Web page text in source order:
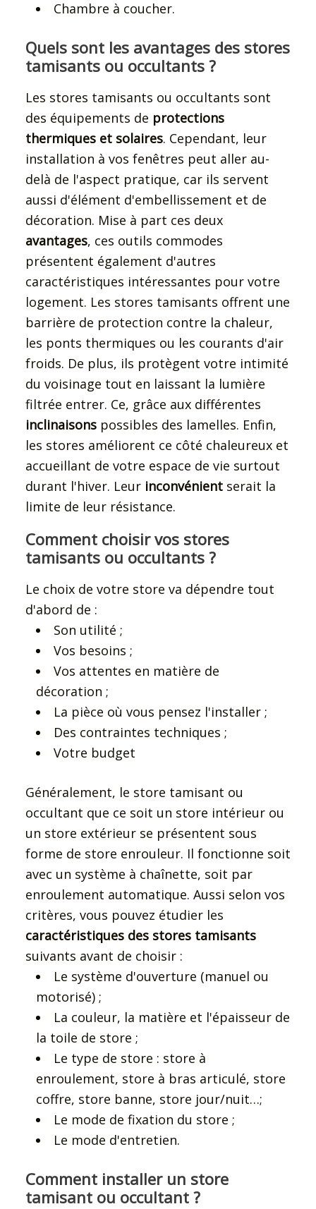
Chambre à coucher.
Quels sont les avantages des stores
tamisants ou occultants ?
Les stores tamisants ou occultants sont
des équipements de protections
thermiques et solaires. Cependant, leur
installation à vos fenêtres peut aller au-
delà de l'aspect pratique, car ils servent
aussi d'élément d'embellissement et de
décoration. Mise à part ces deux
avantages, ces outils commodes
présentent également d'autres
caractéristiques intéressantes pour votre
logement. Les stores tamisants offrent une
barrière de protection contre la chaleur,
les ponts thermiques ou les courants d'air
froids. De plus, ils protègent votre intimité
du voisinage tout en laissant la lumière
filtrée entrer. Ce, grâce aux différentes
inclinaisons possibles des lamelles. Enfin,
les stores améliorent ce côté chaleureux et
accueillant de votre espace de vie surtout
durant l'hiver. Leur inconvénient serait la
limite de leur résistance.
Comment choisir vos stores
tamisants ou occultants ?
Le choix de votre store va dépendre tout
d'abord de :
Son utilité ;
Vos besoins ;
Vos attentes en matière de
décoration ;
La pièce où vous pensez l'installer ;
Des contraintes techniques ;
Votre budget
Généralement, le store tamisant ou
occultant que ce soit un store intérieur ou
un store extérieur se présentent sous
forme de store enrouleur. Il fonctionne soit
avec un système à chaînette, soit par
enroulement automatique. Aussi selon vos
critères, vous pouvez étudier les
caractéristiques des stores tamisants
suivants avant de choisir :
Le système d'ouverture (manuel ou
motorisé) ;
La couleur, la matière et l'épaisseur de
la toile de store ;
Le type de store : store à
enroulement, store à bras articulé, store
coffre, store banne, store jour/nuit…;
Le mode de fixation du store ;
Le mode d'entretien.
Comment installer un store
tamisant ou occultant ?